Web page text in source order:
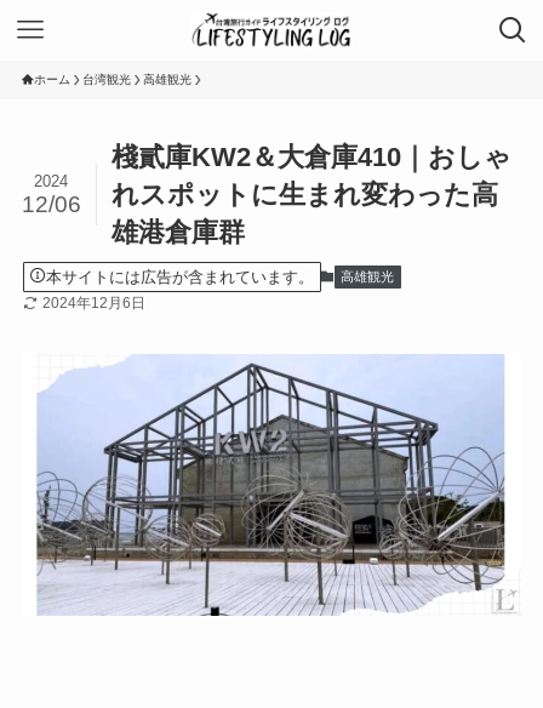
ホーム 台湾観光 高雄観光
棧貳庫KW2＆大倉庫410｜おしゃ
れスポットに生まれ変わった高
雄港倉庫群
2024
12/06
本サイトには広告が含まれています。 高雄観光
2024年12月6日